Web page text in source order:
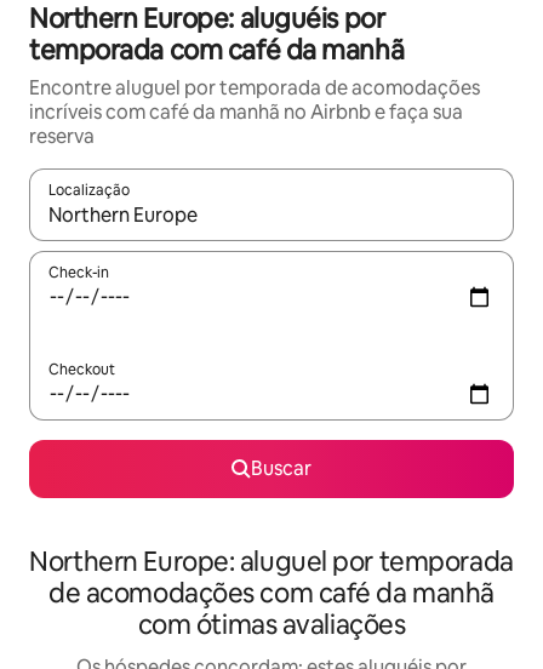
Northern Europe: aluguéis por
temporada com café da manhã
Encontre aluguel por temporada de acomodações
incríveis com café da manhã no Airbnb e faça sua
reserva
Localização
Quando os resultados estiverem disponíveis, explore-os
Check-in
Checkout
Buscar
Northern Europe: aluguel por temporada
de acomodações com café da manhã
com ótimas avaliações